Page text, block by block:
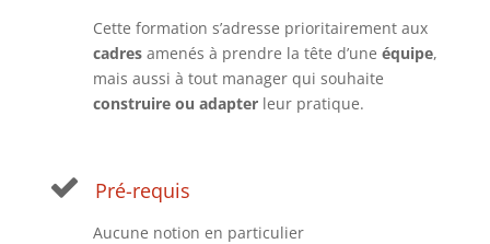
Cette formation s’adresse prioritairement aux
cadresamenés à prendre la tête d’une équipe,
mais aussi à tout manager qui souhaite
construire ou adapterleur pratique.
Pré-requis
Aucune notion en particulier